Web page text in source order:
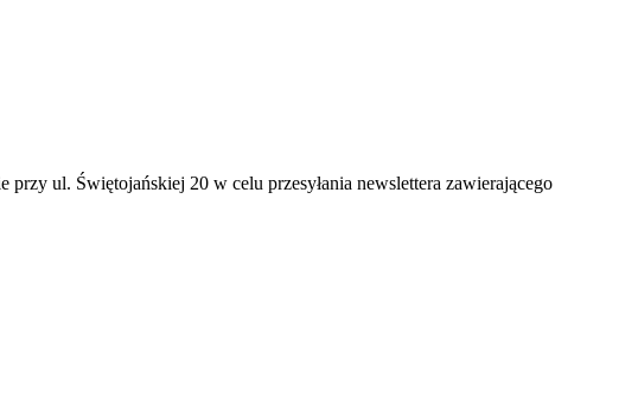
ul. Świętojańskiej 20 w celu przesyłania newslettera zawierającego